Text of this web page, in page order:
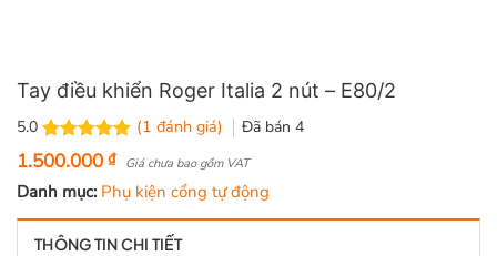
Tay điều khiển Roger Italia 2 nút – E80/2
5.0
5.0trên 5
dựa trên
1
đánh giá
(1 đánh giá) Đã bán 4
1.500.000 ₫ Giá chưa bao gồm VAT
Danh mục: Phụ kiện cổng tự động
THÔNG TIN CHI TIẾT